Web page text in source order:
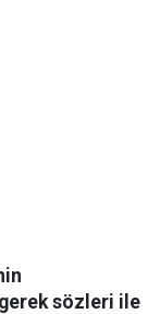
sözleri ile